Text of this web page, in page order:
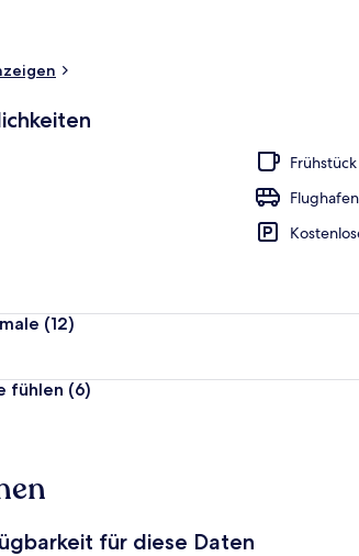
(12)
fühlen (6)
für diese Daten